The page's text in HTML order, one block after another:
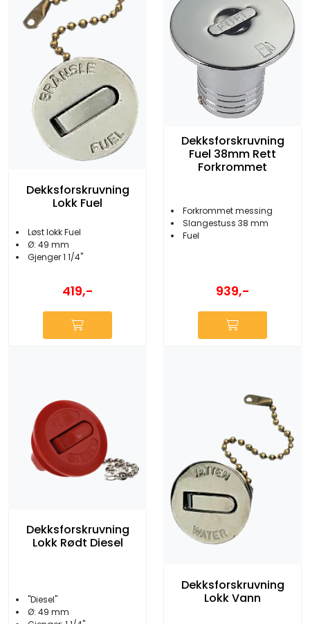
Dekksforskruvning
Lokk Fuel
Løst lokk Fuel
Ø: 49 mm
Gjenger 1 1/4''
419,-
Dekksforskruvning
Fuel 38mm Rett
Forkrommet
Forkrommet messing
Slangestuss 38 mm
Fuel
939,-
Dekksforskruvning
Lokk Rødt Diesel
''Diesel''
Ø: 49 mm
Dekksforskruvning
Lokk Vann